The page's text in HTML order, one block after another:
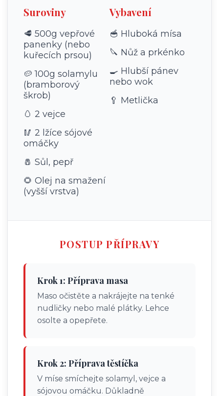
Suroviny
🥩 500g vepřové
panenky (nebo
kuřecích prsou)
🥔 100g solamylu
(bramborový
škrob)
🥚 2 vejce
🥢 2 lžíce sójové
omáčky
🧂 Sůl, pepř
🌻 Olej na smažení
(vyšší vrstva)
Vybavení
🥣 Hluboká mísa
🔪 Nůž a prkénko
🍳 Hlubší pánev
nebo wok
🥄 Metlička
POSTUP PŘÍPRAVY
Krok 1: Příprava masa
Maso očistěte a nakrájejte na tenké
nudličky nebo malé plátky. Lehce
osolte a opepřete.
Krok 2: Příprava těstíčka
V míse smíchejte solamyl, vejce a
sójovou omáčku. Důkladně